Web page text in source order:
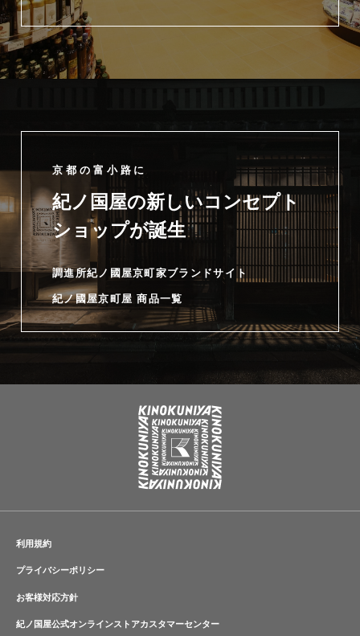
京都の富小路に
紀ノ国屋の新しいコンセプト
ショップが誕生
調進所紀ノ國屋京町家ブランドサイト
紀ノ國屋京町屋 商品一覧
利用規約
プライバシーポリシー
お客様対応方針
紀ノ国屋公式オンラインストアカスタマーセンター